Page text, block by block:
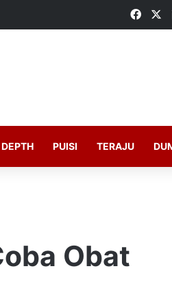
DEPTH PUISI TERAJU
Obat